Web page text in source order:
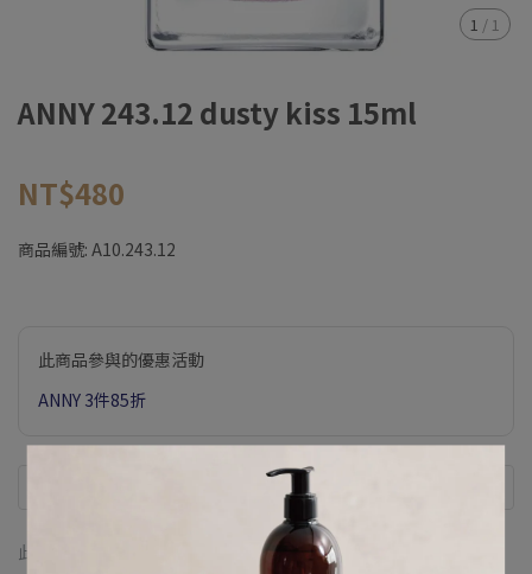
1 / 1
ANNY 243.12 dusty kiss 15ml
NT$480
商品編號: A10.243.12
此商品參與的優惠活動
ANNY 3件85折
此商品 「 最高 」可以折抵紅利 點 (約等於NT$0